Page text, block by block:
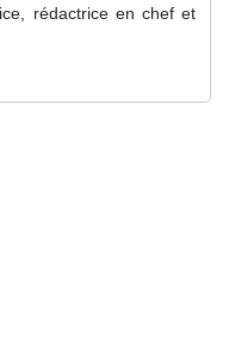
rédactrice en chef et